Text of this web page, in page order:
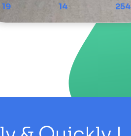
19 14 254